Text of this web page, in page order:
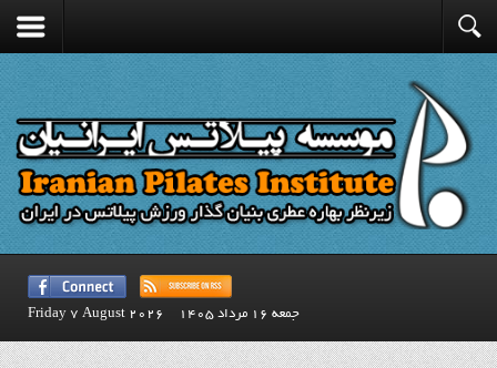
جمعه 16 مرداد 1405 Friday 7 August 2026